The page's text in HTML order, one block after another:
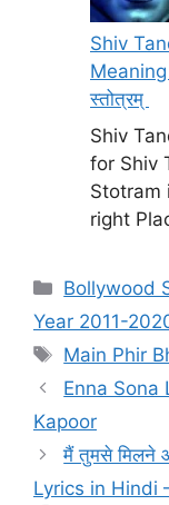
Shiv
स्तोत्रम्
Shiv
for Shiv
Stotram
right
Categories
Bollywood
Year 2011-
Tags
Main Phir
Enna Sona
Kapoor
मैं तुमसे मिलने
Lyrics in Hindi